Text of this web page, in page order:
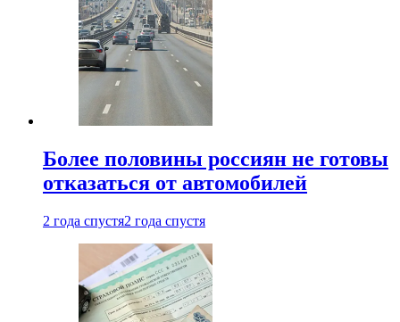
Более половины россиян не готовы
отказаться от автомобилей
2 года спустя2 года спустя